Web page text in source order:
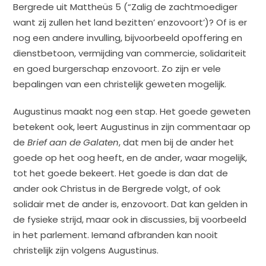
Bergrede uit Mattheüs 5 (“Zalig de zachtmoediger
want zij zullen het land bezitten’ enzovoort’)? Of is er
nog een andere invulling, bijvoorbeeld opoffering en
dienstbetoon, vermijding van commercie, solidariteit
en goed burgerschap enzovoort. Zo zijn er vele
bepalingen van een christelijk geweten mogelijk.
Augustinus maakt nog een stap. Het goede geweten
betekent ook, leert Augustinus in zijn commentaar op
deBrief aan de Galaten, dat men bij de ander het
goede op het oog heeft, en de ander, waar mogelijk,
tot het goede bekeert. Het goede is dan dat de
ander ook Christus in de Bergrede volgt, of ook
solidair met de ander is, enzovoort. Dat kan gelden in
de fysieke strijd, maar ook in discussies, bij voorbeeld
in het parlement. Iemand afbranden kan nooit
christelijk zijn volgens Augustinus.